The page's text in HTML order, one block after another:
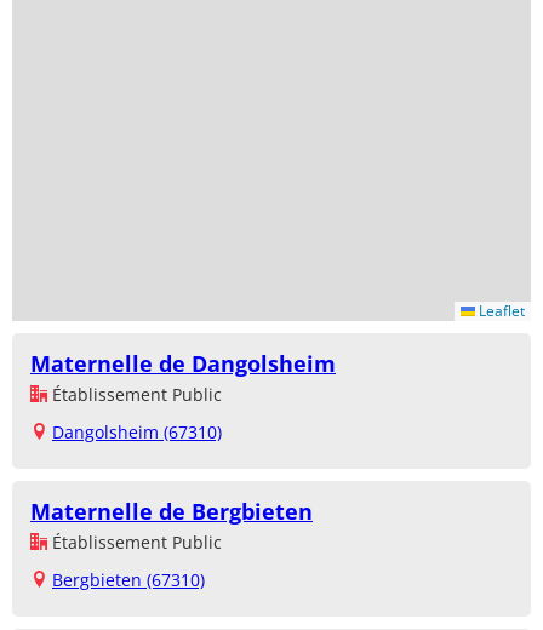
Leaflet
Maternelle de Dangolsheim
Établissement Public
Dangolsheim (67310)
Maternelle de Bergbieten
Établissement Public
Bergbieten (67310)